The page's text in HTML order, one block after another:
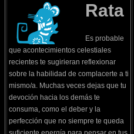
Rata
Es probable
que acontecimientos celestiales
recientes te sugirieran reflexionar
sobre la habilidad de complacerte a ti
mismo/a. Muchas veces dejas que tu
devoción hacia los demás te
consuma, como el deber y la
perfección que no siempre te queda